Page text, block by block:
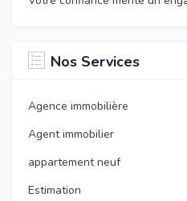
Nos Services
Agence immobilière
Agent immobilier
appartement neuf
Estimation